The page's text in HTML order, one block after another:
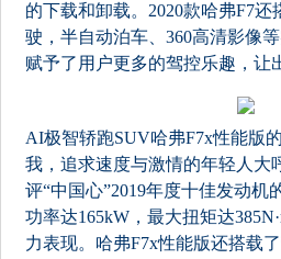
的下载和卸载。2020款哈弗F7还
驶，半自动泊车、360高清影像
赋予了用户更多的驾控乐趣，让
AI极智轿跑SUV哈弗F7x性能版
我，追求速度与激情的年轻人大
评“中国心”2019年度十佳发动机
功率达165kW，最大扭矩达
力表现。哈弗F7x性能版还搭载